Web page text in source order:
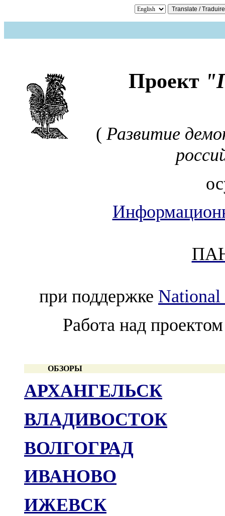
Проект
(Развитие
при поддержке National
Работа над
ОБЗОРЫ
АРХАНГЕЛЬСК
ВЛАДИВОСТОК
ВОЛГОГРАД
ИВАНОВО
ИЖЕВСК